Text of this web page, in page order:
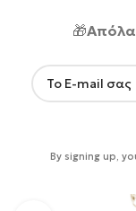
🎁
By signing up,